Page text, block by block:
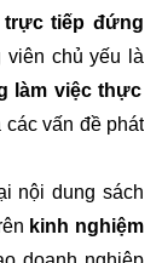
trực tiếp đứng
viên chủ yếu là
làm việc thực
các vấn đề phát
nội dung sách
kinh nghiệm